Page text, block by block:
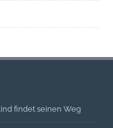
findet seinen Weg